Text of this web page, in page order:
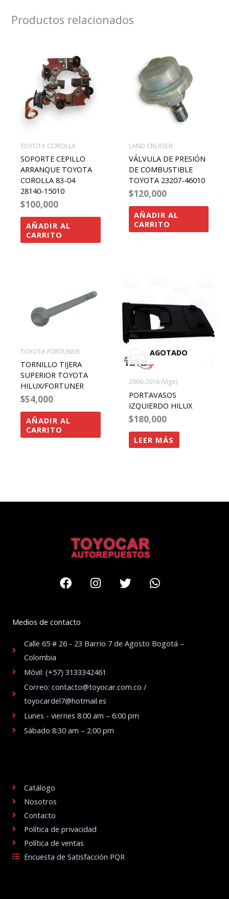
Productos relacionados
TOYOTA COROLLA
SOPORTE CEPILLO
ARRANQUE TOYOTA
COROLLA 83-04
28140-15010
$100,000
AÑADIR AL
CARRITO
LAND CRUISER
VÁLVULA DE PRESIÓN
DE COMBUSTIBLE
TOYOTA 23207-46010
$120,000
AÑADIR AL
CARRITO
TOYOTA FORTUNER
TORNILLO TIJERA
SUPERIOR TOYOTA
HILUX/FORTUNER
$54,000
AÑADIR AL
CARRITO
AGOTADO
2006-2016 (Vigo)
PORTAVASOS
IZQUIERDO HILUX
$180,000
LEER MÁS
FacebookInstagram
TwitterWhatsapp
Medios de contacto
Calle 65 # 26 - 23 Barrio 7 de Agosto Bogotá –
Colombia
Móvil: (+57) 3133342461
Correo: contacto@toyocar.com.co /
toyocardel7@hotmail.es
Lunes - viernes 8:00 am – 6:00 pm
Sábado 8:30 am – 2:00 pm
Catálogo
Nosotros
Contacto
Política de privacidad
Política de ventas
Encuesta de Satisfacción PQR